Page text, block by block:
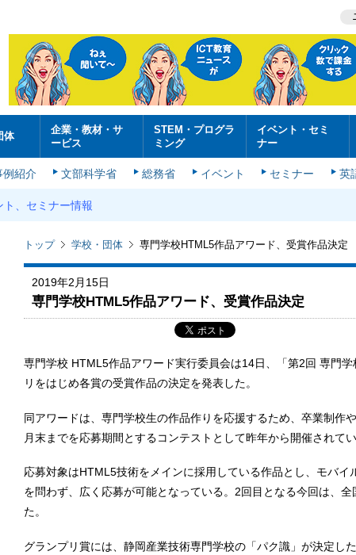
体
企業・教材・サ
ービス
STEM・プログラ
ミング
イベント・セミ
ナー
例紹介 文部科学省 総務省 イベント セミナー 英
ト、セミナー情報
トップ 学校・団体 専門学校HTML5作品アワード、受賞作品決定
2019年2月15日
専門学校HTML5作品アワード、受賞作品決定
専門学校 HTML5作品アワード実行委員会は14日、「第2回 専門
リをはじめ各賞の受賞作品の決定を発表した。
同アワードは、専門学校生の作品作りを応援するため、卒業制作
月末までを応募期間とするコンテストとして昨年から開催されてい
応募対象はHTML5技術をメインに採用している作品とし、モバイ
を問わず、広く応募が可能となっている。2回目となる今回は、
た。
グランプリ賞には、静岡産業技術専門学校の「パク識」が決定し